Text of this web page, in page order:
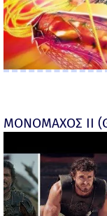
ΜΟΝΟΜΑΧΟΣ ΙΙ